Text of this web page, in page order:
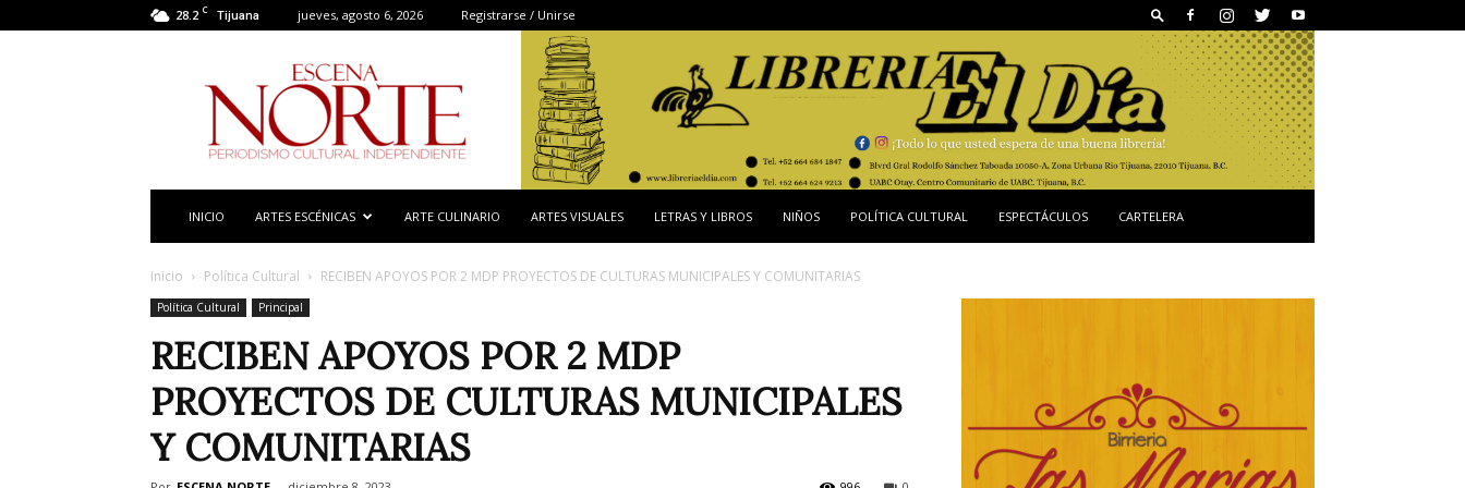
28.2 C Tijuana jueves, agosto 6, 2026 Registrarse / Unirse
Norte
INICIO ARTES ESCÉNICAS ARTE CULINARIO ARTES VISUALES LETRAS Y LIBROS NIÑOS POLÍTICA CULTURAL ESPECTÁCULOS CARTELERA
Inicio Política Cultural RECIBEN APOYOS POR 2 MDP PROYECTOS DE CULTURAS MUNICIPALES Y COMUNITARIAS
Política Cultural Principal
RECIBEN APOYOS POR 2 MDP
PROYECTOS DE CULTURAS MUNICIPALES
Y COMUNITARIAS